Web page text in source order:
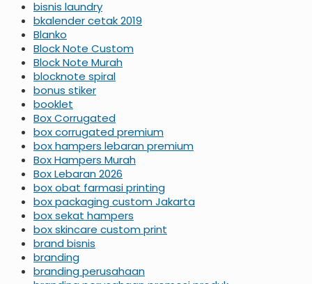
bisnis laundry
bkalender cetak 2019
Blanko
Block Note Custom
Block Note Murah
blocknote spiral
bonus stiker
booklet
Box Corrugated
box corrugated premium
box hampers lebaran premium
Box Hampers Murah
Box Lebaran 2026
box obat farmasi printing
box packaging custom Jakarta
box sekat hampers
box skincare custom print
brand bisnis
branding
branding perusahaan